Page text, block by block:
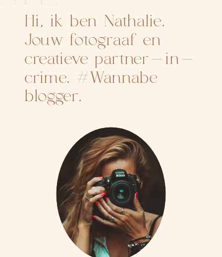
Hi, ik ben Nathalie.
Jouw fotograaf en
creatieve partner-in-
crime. #Wannabe
blogger.